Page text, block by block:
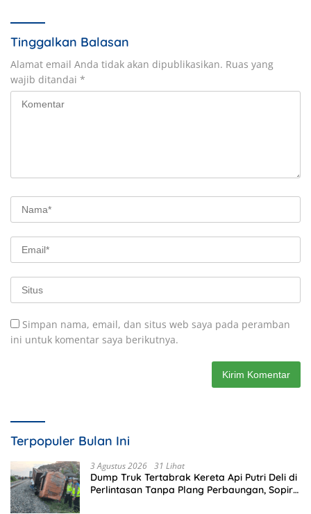
Tinggalkan Balasan
Alamat email Anda tidak akan dipublikasikan. Ruas yang
wajib ditandai *
Simpan nama, email, dan situs web saya pada peramban
ini untuk komentar saya berikutnya.
Terpopuler Bulan Ini
3 Agustus 2026 31 Lihat
Dump Truk Tertabrak Kereta Api Putri Deli di
Perlintasan Tanpa Plang Perbaungan, Sopir